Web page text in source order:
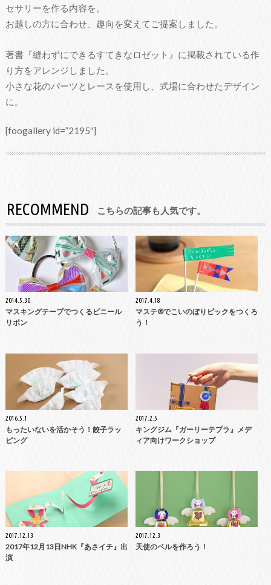
セサリーを作る内容を。
お越しの方に合わせ、趣向を変えてご提案しました。
著書『縫わずにできるすてきなロゼット』に掲載されている作
り方をアレンジしました。
小さな花のパーツとレースを使用し、式場に合わせたデザイン
に。
[foogallery id=”2195″]
RECOMMEND こちらの記事も人気です。
2014.5.30
マスキングテープでつくるビニール
リボン
2017.4.18
マステ®でこいのぼりピックをつくろ
う！
2016.5.1
もったいないを活かそう！餃子ラッ
ピング
2017.2.5
キングジム『ガーリーテプラ』メデ
ィア向けワークショップ
2017.12.13
2017年12月13日NHK『あさイチ』出
演
2017.12.3
天使のベルを作ろう！